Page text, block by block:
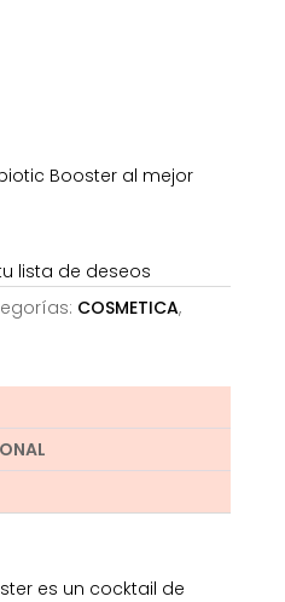
Booster al mejor
lista de deseos
COSMETICA,
es un cocktail de